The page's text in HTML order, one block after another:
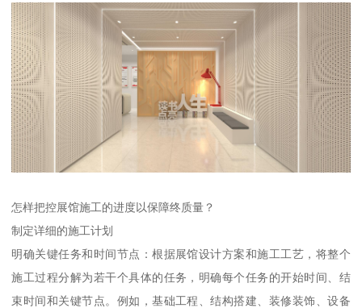
怎样把控展馆施工的进度以保障终质量？
制定详细的施工计划
明确关键任务和时间节点：根据展馆设计方案和施工工艺，将整个
施工过程分解为若干个具体的任务，明确每个任务的开始时间、结
束时间和关键节点。例如，基础工程、结构搭建、装修装饰、设备